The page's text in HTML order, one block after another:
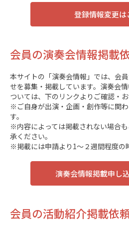
登録情報変更は
会員の演奏会情報掲載
本サイトの「演奏会情報」では、会
せを募集・掲載しています。演奏会
ついては、下のリンクよりご確認・お
※ご自身が出演・企画・創作等に関
す。
※内容によっては掲載されない場合
承ください。
※掲載には申請より1～２週間程度の
演奏会情報掲載申し
会員の活動紹介掲載依